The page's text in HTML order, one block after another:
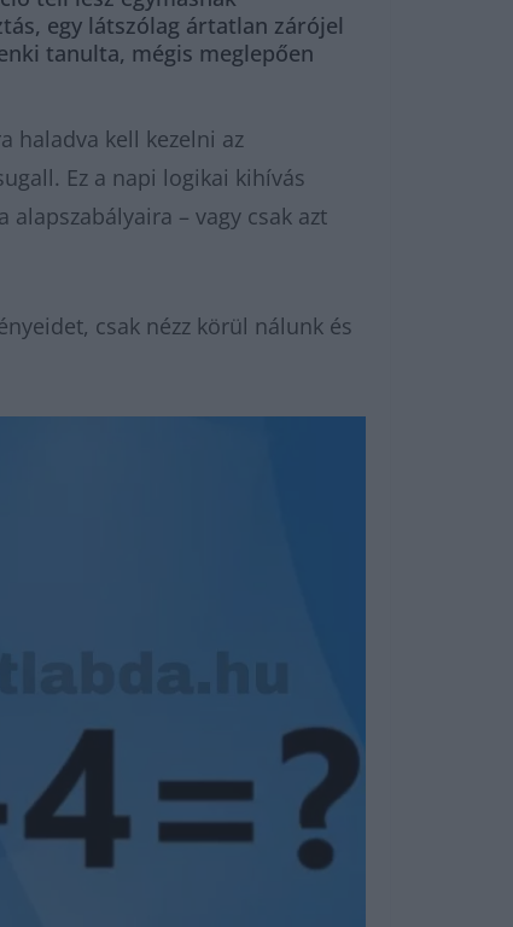
egy látszólag ártatlan zárójel
tanulta, mégis meglepően
haladva kell kezelni az
Ez a napi logikai kihívás
– vagy csak azt
csak nézz körül nálunk és